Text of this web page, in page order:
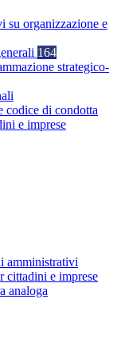
su organizzazione e
164
strategico-
codice di condotta
e imprese
amministrativi
cittadini e imprese
analoga